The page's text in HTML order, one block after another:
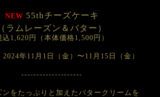
NEW 55thチーズケーキ
（ラムレーズン＆バター）
込1,620円（本体価格1,500円）
年11月1日（金） 〜11月15日（金）
--------------------
ンをたっぷりと加えたバタークリームを